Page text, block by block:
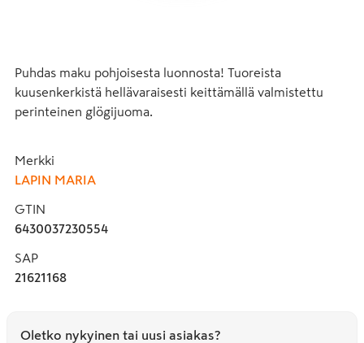
Puhdas maku pohjoisesta luonnosta! Tuoreista
kuusenkerkistä hellävaraisesti keittämällä valmistettu
perinteinen glögijuoma.
Merkki
LAPIN MARIA
GTIN
6430037230554
SAP
21621168
Oletko nykyinen tai uusi asiakas?